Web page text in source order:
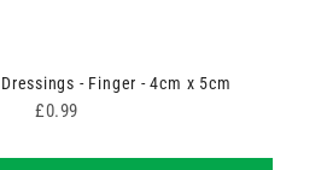
- Finger - 4cm x 5cm
Price
£0.99